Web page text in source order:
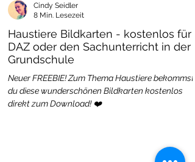
Haustiere Bildkarten - kostenlos für
DAZ oder den Sachunterricht in der
Grundschule
Neuer FREEBIE! Zum Thema Haustiere bekommst
du diese wunderschönen Bildkarten kostenlos
direkt zum Download! ❤️
Cindy Seidler
8 Min. Lesezeit